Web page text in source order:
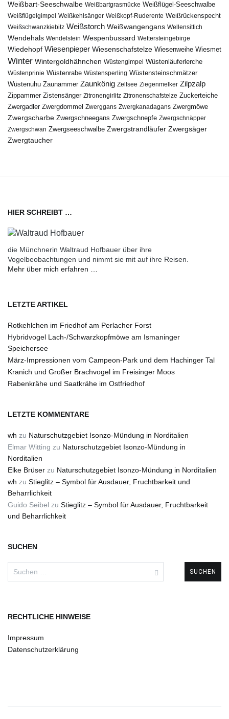
Weißbart-Seeschwalbe Weißbartgrasmücke Weißflügel-Seeschwalbe
Weißflügelgimpel Weißkehlsänger Weißkopf-Ruderente Weißrückenspecht
Weißschwanzkiebitz Weißstorch Weißwangengans Wellensittich
Wendehals Wendelstein Wespenbussard Wettersteingebirge
Wiedehopf Wiesenpieper Wiesenschafstelze Wiesenweihe Wiesmet
Winter Wintergoldhähnchen Wüstengimpel Wüstenläuferlerche
Wüstenprinie Wüstenrabe Wüstensperling Wüstensteinschmätzer
Wüstenuhu Zaunammer Zaunkönig Zellsee Ziegenmelker Zilpzalp
Zippammer Zistensänger Zitronengirlitz Zitronenschafstelze Zuckerteiche
Zwergadler Zwergdommel Zwerggans Zwergkanadagans Zwergmöwe
Zwergscharbe Zwergschneegans Zwergschnepfe Zwergschnäpper
Zwergschwan Zwergseeschwalbe Zwergstrandläufer Zwergsäger
Zwergtaucher
HIER SCHREIBT …
die Münchnerin Waltraud Hofbauer über ihre
Vogelbeobachtungen und nimmt sie mit auf ihre Reisen.
Mehr über mich erfahren …
LETZTE ARTIKEL
Rotkehlchen im Friedhof am Perlacher Forst
Hybridvogel Lach-/Schwarzkopfmöwe am Ismaninger
Speichersee
März-Impressionen vom Campeon-Park und dem Hachinger Tal
Kranich und Großer Brachvogel im Freisinger Moos
Rabenkrähe und Saatkrähe im Ostfriedhof
LETZTE KOMMENTARE
wh zu Naturschutzgebiet Isonzo-Mündung in Norditalien
Elmar Witting zu Naturschutzgebiet Isonzo-Mündung in
Norditalien
Elke Brüser zu Naturschutzgebiet Isonzo-Mündung in Norditalien
wh zu Stieglitz – Symbol für Ausdauer, Fruchtbarkeit und
Beharrlichkeit
Guido Seibel zu Stieglitz – Symbol für Ausdauer, Fruchtbarkeit
und Beharrlichkeit
SUCHEN
RECHTLICHE HINWEISE
Impressum
Datenschutzerklärung